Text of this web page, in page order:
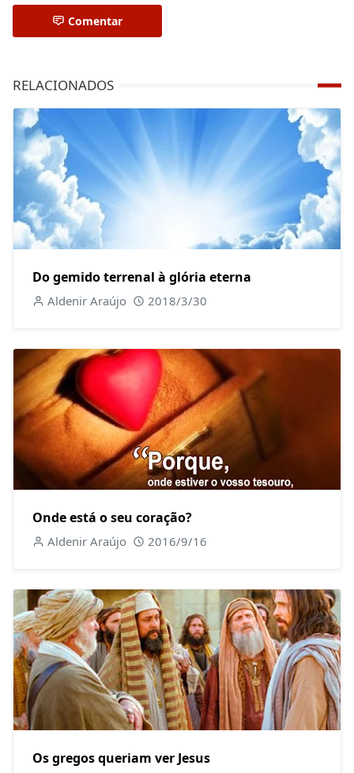
Comentar
RELACIONADOS
Do gemido terrenal à glória eterna
Aldenir Araújo 2018/3/30
Onde está o seu coração?
Aldenir Araújo 2016/9/16
Os gregos queriam ver Jesus